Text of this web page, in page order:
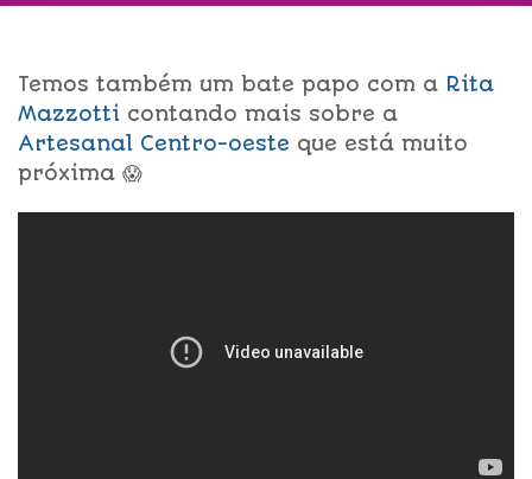
Temos também um bate papo com a Rita
Mazzotti contando mais sobre a
Artesanal Centro-oeste que está muito
próxima 😱